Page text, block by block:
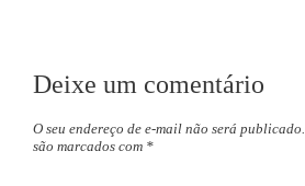
Deixe um comentário
O seu endereço de e-mail não será publicado.
são marcados com *